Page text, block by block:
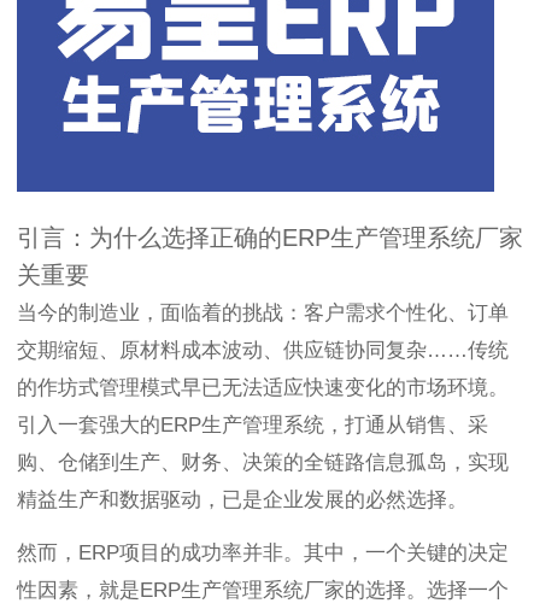
引言：为什么选择正确的ERP生产管理系统厂家
关重要
当今的制造业，面临着的挑战：客户需求个性化、订单
交期缩短、原材料成本波动、供应链协同复杂……传统
的作坊式管理模式早已无法适应快速变化的市场环境。
引入一套强大的ERP生产管理系统，打通从销售、采
购、仓储到生产、财务、决策的全链路信息孤岛，实现
精益生产和数据驱动，已是企业发展的必然选择。
然而，ERP项目的成功率并非。其中，一个关键的决定
性因素，就是ERP生产管理系统厂家的选择。选择一个